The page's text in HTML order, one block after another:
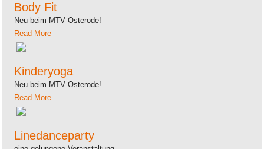
Body Fit
Neu beim MTV Osterode!
Read More
Kinderyoga
Neu beim MTV Osterode!
Read More
Linedanceparty